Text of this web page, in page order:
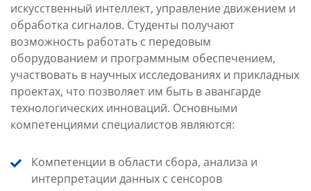
искусственный интеллект, управление движением и
обработка сигналов. Студенты получают
возможность работать с передовым
оборудованием и программным обеспечением,
участвовать в научных исследованиях и прикладных
проектах, что позволяет им быть в авангарде
технологических инноваций. Основными
компетенциями специалистов являются:
Компетенции в области сбора, анализа и
интерпретации данных с сенсоров